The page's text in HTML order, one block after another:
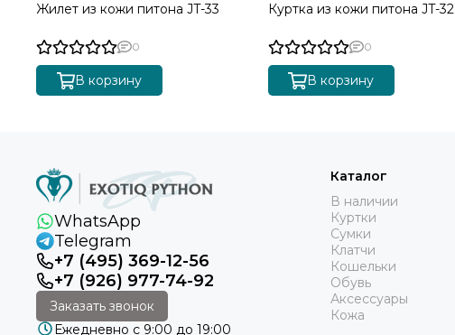
Жилет из кожи питона JT-33
0
В корзину
Куртка из кожи питона JT-32
0
В корзину
WhatsApp
Telegram
+7 (495) 369-12-56
+7 (926) 977-74-92
Заказать звонок
Ежедневно с 9:00 до 19:00
Каталог
В наличии
Куртки
Сумки
Клатчи
Кошельки
Обувь
Аксессуары
Кожа